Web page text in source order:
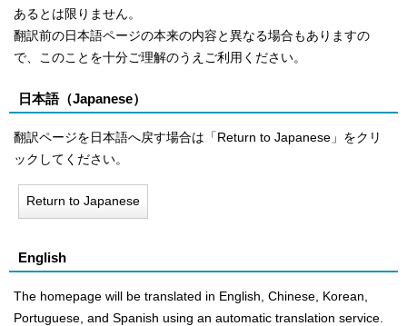
あるとは限りません。
翻訳前の日本語ページの本来の内容と異なる場合もありますの
で、このことを十分ご理解のうえご利用ください。
日本語（Japanese）
翻訳ページを日本語へ戻す場合は「Return to Japanese」をクリ
ックしてください。
Return to Japanese
English
The homepage will be translated in English, Chinese, Korean,
Portuguese, and Spanish using an automatic translation service.